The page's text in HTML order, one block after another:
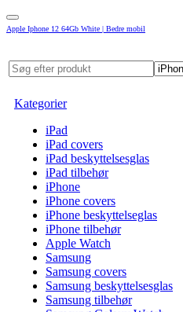
Apple Iphone 12 64Gb White | Bedre mobil
Kategorier
iPad
iPad covers
iPad beskyttelsesglas
iPad tilbehør
iPhone
iPhone covers
iPhone beskyttelseglas
iPhone tilbehør
Apple Watch
Samsung
Samsung covers
Samsung beskyttelsesglas
Samsung tilbehør